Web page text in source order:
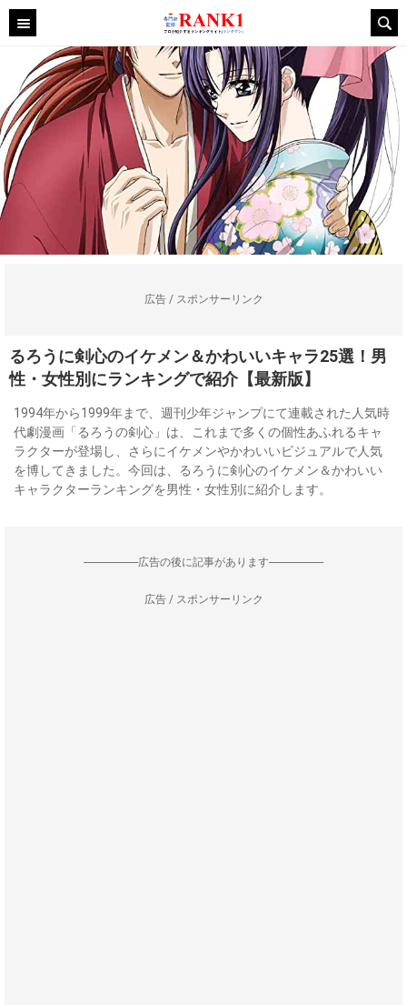
広告 / スポンサーリンク
るろうに剣心のイケメン＆かわいいキャラ25選！男
性・女性別にランキングで紹介【最新版】
1994年から1999年まで、週刊少年ジャンプにて連載された人気時
代劇漫画「るろうの剣心」は、これまで多くの個性あふれるキャ
ラクターが登場し、さらにイケメンやかわいいビジュアルで人気
を博してきました。今回は、るろうに剣心のイケメン＆かわいい
キャラクターランキングを男性・女性別に紹介します。
--------------------広告の後に記事があります--------------------
広告 / スポンサーリンク